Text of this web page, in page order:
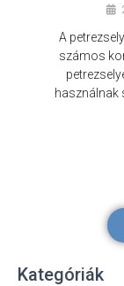
A
számos
használnak
Kategóriák